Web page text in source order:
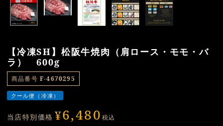
【冷凍SH】松阪牛焼肉（肩ロース・モモ・バ
ラ） 600g
商品番号 F-4670295
クール便（冷凍）
当店特別価格 ¥6,480 税込